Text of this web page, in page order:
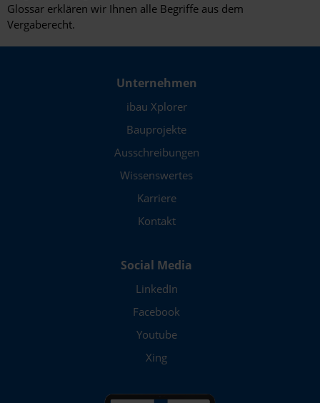
Wolfsburg
Mecklenburg-Vorpommern
Glossar erklären wir Ihnen alle Begriffe aus dem
Vergaberecht.
Unternehmen
ibau Xplorer
Bauprojekte
Ausschreibungen
Wissenswertes
Karriere
Kontakt
Social Media
LinkedIn
Facebook
Youtube
Xing